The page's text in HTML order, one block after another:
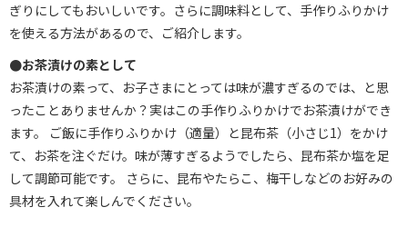
ぎりにしてもおいしいです。さらに調味料として、手作りふりかけ
を使える方法があるので、ご紹介します。
●お茶漬けの素として
お茶漬けの素って、お子さまにとっては味が濃すぎるのでは、と思
ったことありませんか？実はこの手作りふりかけでお茶漬けができ
ます。 ご飯に手作りふりかけ（適量）と昆布茶（小さじ1）をかけ
て、お茶を注ぐだけ。味が薄すぎるようでしたら、昆布茶か塩を足
して調節可能です。 さらに、昆布やたらこ、梅干しなどのお好みの
具材を入れて楽しんでください。